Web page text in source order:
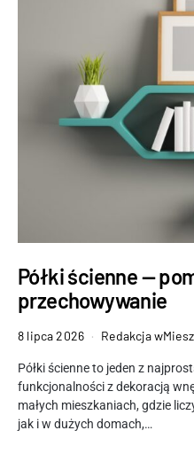
Półki ścienne —
przechowywanie
8 lipca 2026 Redakcja
Półki ścienne to jeden z
funkcjonalności z dekoracją
małych mieszkaniach, gdzie
jak i w dużych domach,…